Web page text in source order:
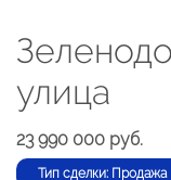
улица
23 990 000 руб.
Тип сделки: Продажа